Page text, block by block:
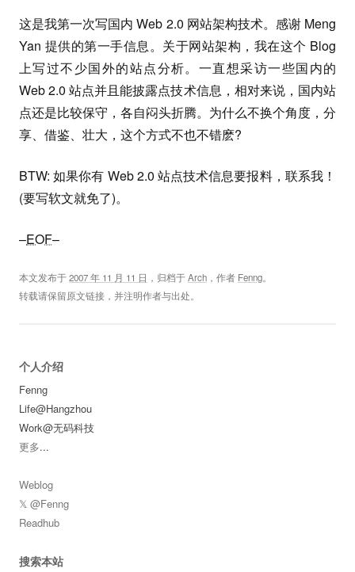
这是我第一次写国内 Web 2.0 网站架构技术。感谢 Meng
Yan 提供的第一手信息。关于网站架构，我在这个 Blog
上写过不少国外的站点分析。一直想采访一些国内的
Web 2.0 站点并且能披露点技术信息，相对来说，国内站
点还是比较保守，各自闷头折腾。为什么不换个角度，分
享、借鉴、壮大，这个方式不也不错麽?
BTW: 如果你有 Web 2.0 站点技术信息要报料，联系我！
(要写软文就免了)。
–EOF–
本文发布于2007 年 11 月 11 日 ，归档于Arch ，作者 Fenng。
转载请保留原文链接，并注明作者与出处。
个人介绍
Fenng
Life@Hangzhou
Work@无码科技
更多...
Weblog
𝕏 @Fenng
Readhub
搜索本站